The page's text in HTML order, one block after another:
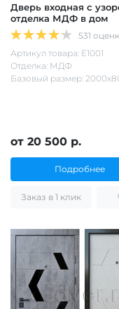
Дверь входная с
отделка МДФ в дом
531
Артикул товара: Е1001
Отделка: МДФ
Базовый размер:
от 20 500 р.
Подробнее
Заказ в 1 клик